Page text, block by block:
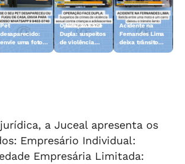
Pet
desaparecido:
envie uma foto
Operação Face
Dupla: suspeitos
de violência
Acidente na
Fernandes Lima
deixa trânsito
a Juceal apresenta os
Empresário Individual:
Empresária Limitada: